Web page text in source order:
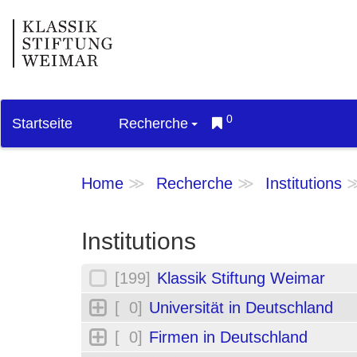
Startseite Recherche 0
Home Recherche Institutions
Institutions
[199] Klassik Stiftung Weimar
[ 0] Universität in Deutschland
[ 0] Firmen in Deutschland